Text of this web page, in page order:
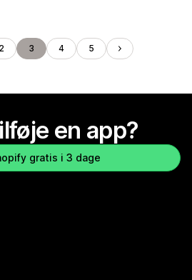
2 3 4 5
en app?
gratis i 3 dage